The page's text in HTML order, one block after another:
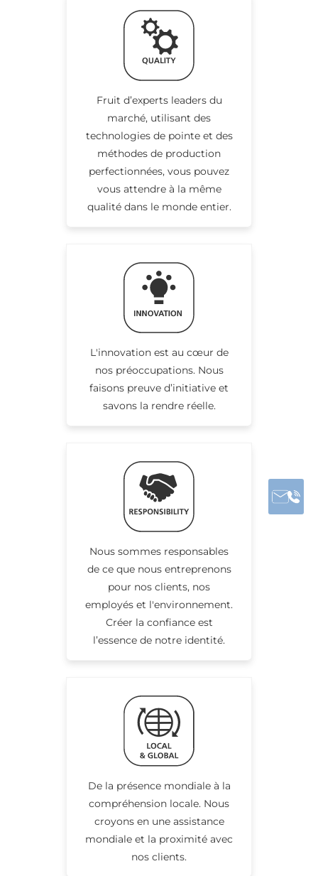
Fruit d’experts leaders du
marché, utilisant des
technologies de pointe et des
méthodes de production
perfectionnées, vous pouvez
vous attendre à la même
qualité dans le monde entier.
L'innovation est au cœur de
nos préoccupations. Nous
faisons preuve d’initiative et
savons la rendre réelle.
Nous sommes responsables
de ce que nous entreprenons
pour nos clients, nos
employés et l'environnement.
Créer la confiance est
l’essence de notre identité.
De la présence mondiale à la
compréhension locale. Nous
croyons en une assistance
mondiale et la proximité avec
nos clients.